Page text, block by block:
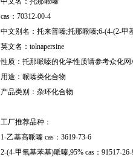
cas：70312-00-4
中文别名：托来普嗪;托那哌嗪;6-(4-(2-甲
英文名：tolnapersine
性质：托那哌嗪的化学性质请参考众化网
用途：哌嗪类化合物
产品类别：杂环化合物
工厂推荐品种：
1-乙基高哌嗪 cas：3619-73-6
2-(4-甲氧基苯基)哌嗪,95% cas：91517-26-